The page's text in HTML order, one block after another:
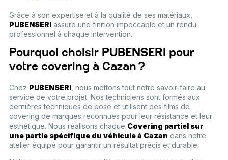
Grâce à son expertise et à la qualité de ses matériaux,
PUBENSERIassure une finition impeccable et un rendu
professionnel à chaque intervention.
Pourquoi choisir PUBENSERI
pour
votre covering à Cazan ?
Chez PUBENSERI, nous mettons tout notre savoir-faire au
service de votre projet. Nos techniciens sont formés aux
dernières techniques de pose et utilisent des films de
covering de marques reconnues pour leur résistance et leur
esthétique. Nous réalisons chaque Covering partiel sur
une partie spécifique du véhicule à Cazan dans notre
atelier équipé pour garantir un résultat précis et durable.